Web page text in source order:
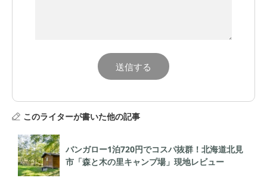
このライターが書いた他の記事
バンガロー1泊720円でコスパ抜群！北海道北見
市「森と木の里キャンプ場」現地レビュー